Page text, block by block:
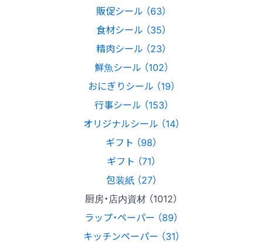
販促シール （63）
食材シール （35）
精肉シール （23）
鮮魚シール （102）
おにぎりシール （19）
行事シール （153）
オリジナルシール （14）
ギフト （98）
ギフト （71）
包装紙 （27）
厨房・店内資材 （1012）
ラップ・ペーパー （89）
キッチンペーパー （31）